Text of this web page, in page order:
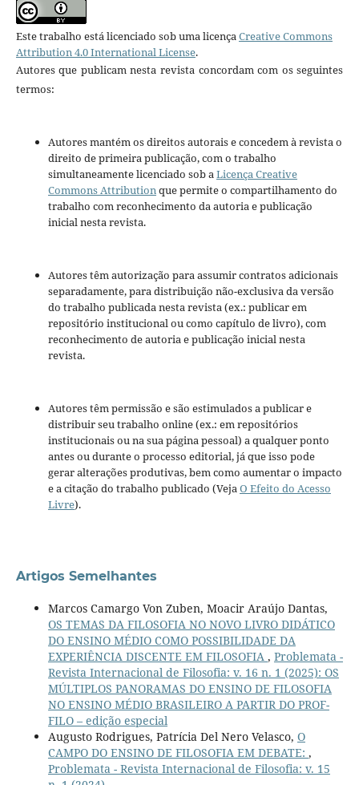
Este trabalho está licenciado sob uma licençaCreative Commons
Attribution 4.0 International License.
Autores que publicam nesta revista concordam com os seguintes
termos:
Autores mantém os direitos autorais e concedem à revista o
direito de primeira publicação, com o trabalho
simultaneamente licenciado sob aLicença Creative
Commons Attributionque permite o compartilhamento do
trabalho com reconhecimento da autoria e publicação
inicial nesta revista.
Autores têm autorização para assumir contratos adicionais
separadamente, para distribuição não-exclusiva da versão
do trabalho publicada nesta revista (ex.: publicar em
repositório institucional ou como capítulo de livro), com
reconhecimento de autoria e publicação inicial nesta
revista.
Autores têm permissão e são estimulados a publicar e
distribuir seu trabalho online (ex.: em repositórios
institucionais ou na sua página pessoal) a qualquer ponto
antes ou durante o processo editorial, já que isso pode
gerar alterações produtivas, bem como aumentar o impacto
e a citação do trabalho publicado (VejaO Efeito do Acesso
Livre).
Artigos Semelhantes
Marcos Camargo Von Zuben, Moacir Araújo Dantas,
OS TEMAS DA FILOSOFIA NO NOVO LIVRO DIDÁTICO
DO ENSINO MÉDIO COMO POSSIBILIDADE DA
EXPERIÊNCIA DISCENTE EM FILOSOFIA , Problemata -
Revista Internacional de Filosofia: v. 16 n. 1 (2025): OS
MÚLTIPLOS PANORAMAS DO ENSINO DE FILOSOFIA
NO ENSINO MÉDIO BRASILEIRO A PARTIR DO PROF-
FILO – edição especial
Augusto Rodrigues, Patrícia Del Nero Velasco, O
CAMPO DO ENSINO DE FILOSOFIA EM DEBATE: ,
Problemata - Revista Internacional de Filosofia: v. 15